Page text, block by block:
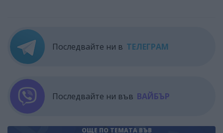
Последвайте ни в ТЕЛЕГРАМ
Последвайте ни във ВАЙБЪР
ОЩЕ ПО ТЕМАТА ВЪВ